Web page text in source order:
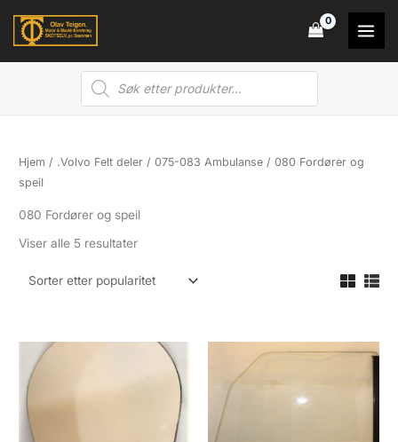
Products
search
Hjem / .Volvo Felt deler /075-083 Ambulanse / 080 Fordører og
speil
080 Fordører og speil
Viser alle 5 resultaterSortert